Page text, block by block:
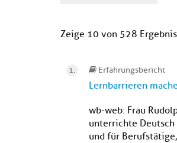
Zeige 10 von 528
Erfahrungsbericht
Lernbarrieren
wb-web: Frau
unterrichte
und für